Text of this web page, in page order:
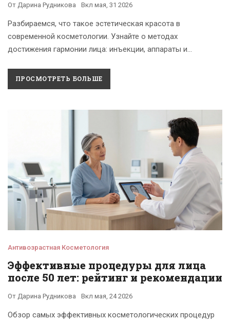
От Дарина Рудникова Вкл мая, 31 2026
Разбираемся, что такое эстетическая красота в
современной косметологии. Узнайте о методах
достижения гармонии лица: инъекции, аппараты и
ПРОСМОТРЕТЬ БОЛЬШЕ
Антивозрастная Косметология
Эффективные процедуры для лица
после 50 лет: рейтинг и рекомендации
От Дарина Рудникова Вкл мая, 24 2026
Обзор самых эффективных косметологических процедур